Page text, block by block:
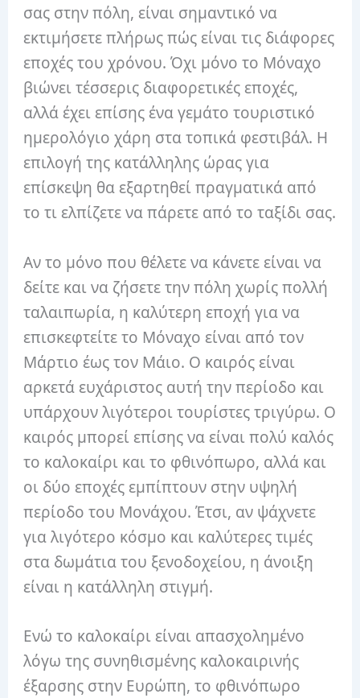
σας στην πόλη, είναι σημαντικό να
εκτιμήσετε πλήρως πώς είναι τις διάφορες
εποχές του χρόνου. Όχι μόνο το Μόναχο
βιώνει τέσσερις διαφορετικές εποχές,
αλλά έχει επίσης ένα γεμάτο τουριστικό
ημερολόγιο χάρη στα τοπικά φεστιβάλ. Η
επιλογή της κατάλληλης ώρας για
επίσκεψη θα εξαρτηθεί πραγματικά από
το τι ελπίζετε να πάρετε από το ταξίδι σας.
Αν το μόνο που θέλετε να κάνετε είναι να
δείτε και να ζήσετε την πόλη χωρίς πολλή
ταλαιπωρία, η καλύτερη εποχή για να
επισκεφτείτε το Μόναχο είναι από τον
Μάρτιο έως τον Μάιο. Ο καιρός είναι
αρκετά ευχάριστος αυτή την περίοδο και
υπάρχουν λιγότεροι τουρίστες τριγύρω. Ο
καιρός μπορεί επίσης να είναι πολύ καλός
το καλοκαίρι και το φθινόπωρο, αλλά και
οι δύο εποχές εμπίπτουν στην υψηλή
περίοδο του Μονάχου. Έτσι, αν ψάχνετε
για λιγότερο κόσμο και καλύτερες τιμές
στα δωμάτια του ξενοδοχείου, η άνοιξη
είναι η κατάλληλη στιγμή.
Ενώ το καλοκαίρι είναι απασχολημένο
λόγω της συνηθισμένης καλοκαιρινής
έξαρσης στην Ευρώπη, το φθινόπωρο